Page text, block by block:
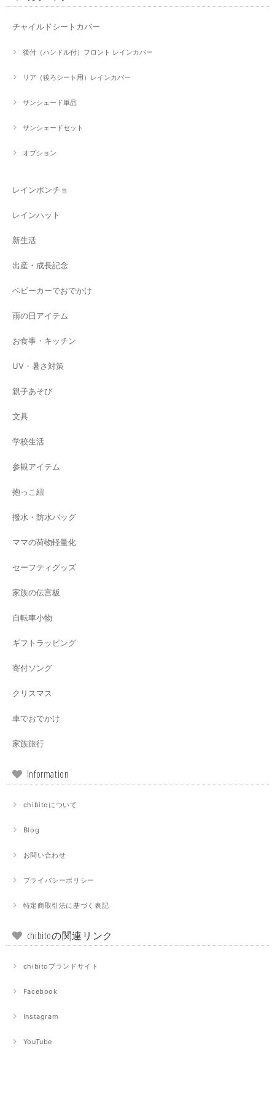
チャイルドシートカバー
後付（ハンドル付）フロント レインカバー
リア（後ろシート用）レインカバー
サンシェード単品
サンシェードセット
オプション
レインポンチョ
レインハット
新生活
出産・成長記念
ベビーカーでおでかけ
雨の日アイテム
お食事・キッチン
UV・暑さ対策
親子あそび
文具
学校生活
参観アイテム
抱っこ紐
撥水・防水バッグ
ママの荷物軽量化
セーフティグッズ
家族の伝言板
自転車小物
ギフトラッピング
寄付ソング
クリスマス
車でおでかけ
家族旅行
Information
chibitoについて
Blog
お問い合わせ
プライバシーポリシー
特定商取引法に基づく表記
chibitoの関連リンク
chibitoブランドサイト
Facebook
Instagram
YouTube